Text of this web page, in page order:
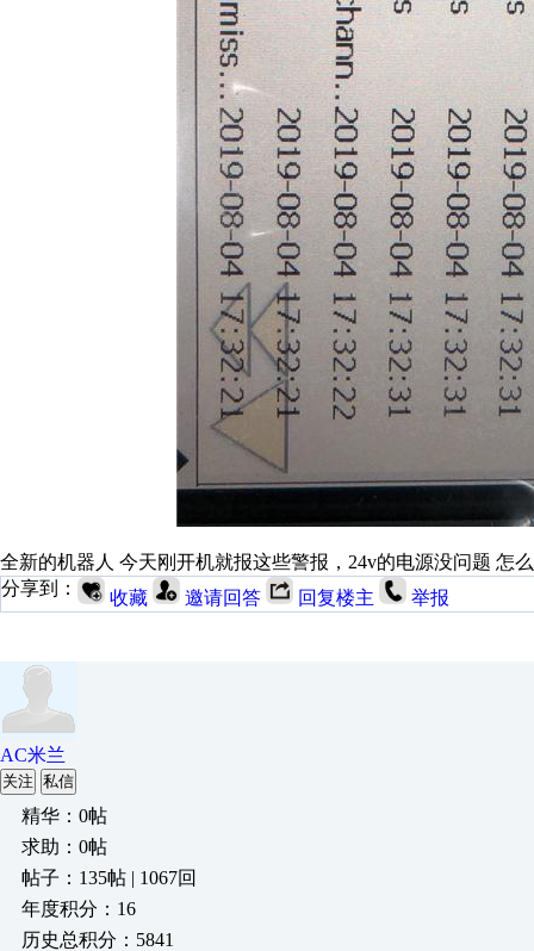
全新的机器人 今天刚开机就报这些警报，24v的电源没问题 怎
分享到：
收藏 邀请回答 回复楼主 举报
AC米兰
关注 私信
精华：0帖
求助：0帖
帖子：135帖 | 1067回
年度积分：16
历史总积分：5841